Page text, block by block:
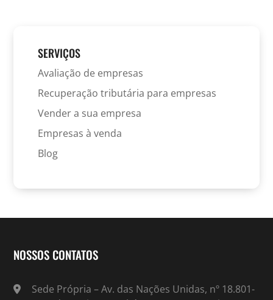
SERVIÇOS
Avaliação de empresas
Recuperação tributária para empresas
Vender a sua empresa
Empresas à venda
Blog
NOSSOS CONTATOS
Sede Própria – Av. das Nações Unidas, nº 18.801-